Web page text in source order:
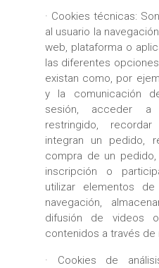
· Cookies técnicas:
al usuario la
web, plataforma o
las diferentes
existan como, por
y la comunicación
sesión, acceder
restringido,
integran un pedido,
compra de un
inscripción o
utilizar elementos
navegación,
difusión de videos
contenidos a través de
· Cookies de